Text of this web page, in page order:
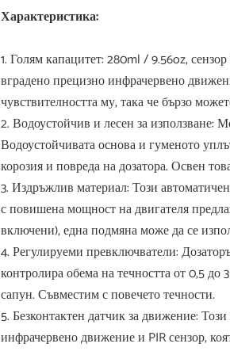
Характеристика:
1. Голям капацитет: 280ml / 9.56oz,
вградено прецизно инфрачервено
чувствителността му, така че бързо
2. Водоустойчив и лесен за използване:
Водоустойчивата основа и гуменото
корозия и повреда на дозатора. Освен
3. Издръжлив материал: Този
с повишена мощност на двигателя
включени), една подмяна може да се
4. Регулируеми превключватели:
контролира обема на течността от 0,5 до
сапун. Съвместим с повечето течности.
5. Безконтактен датчик за движение:
инфрачервено движение и PIR сензор,